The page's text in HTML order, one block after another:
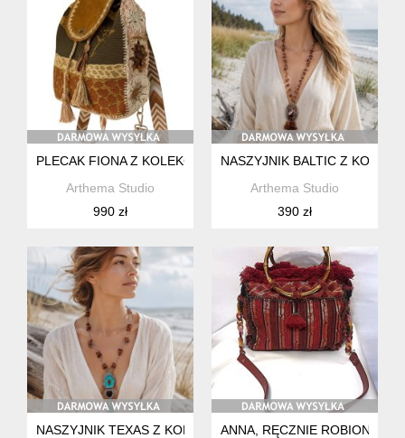
PLECAK FIONA Z KOLEKCJI ZAMBEZI
Arthema Studio
990 zł
NASZYJNIK BALTIC Z
Arthema Studio
390 zł
NASZYJNIK TEXAS Z KOLEKCJI BURSZTYN INACZEJ
ANNA, RĘCZNIE ROBIONA,